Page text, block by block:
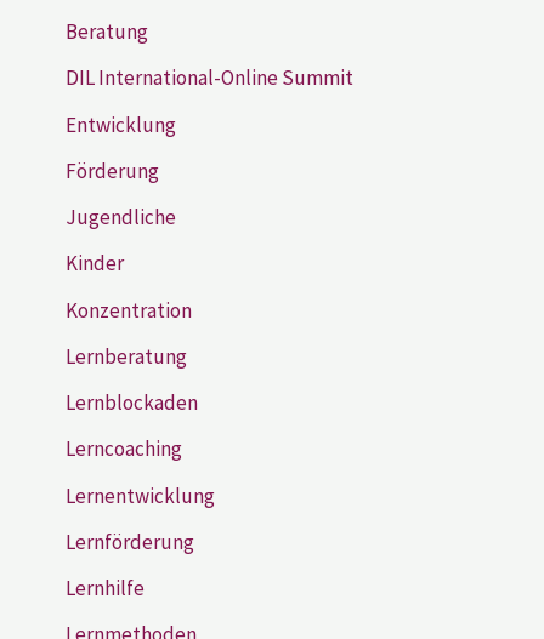
Beratung
DIL International-Online Summit
Entwicklung
Förderung
Jugendliche
Kinder
Konzentration
Lernberatung
Lernblockaden
Lerncoaching
Lernentwicklung
Lernförderung
Lernhilfe